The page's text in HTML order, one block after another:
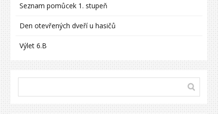
Seznam pomůcek 1. stupeň
Den otevřených dveří u hasičů
Výlet 6.B